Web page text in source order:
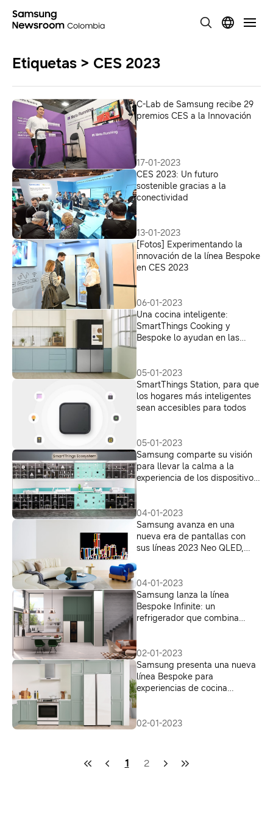
Etiquetas > CES 2023
C-Lab de Samsung recibe 29
premios CES a la Innovación
17-01-2023
CES 2023: Un futuro
sostenible gracias a la
conectividad
13-01-2023
[Fotos] Experimentando la
innovación de la línea Bespoke
en CES 2023
06-01-2023
Una cocina inteligente:
SmartThings Cooking y
Bespoke lo ayudan en las
05-01-2023
SmartThings Station, para que
los hogares más inteligentes
sean accesibles para todos
05-01-2023
Samsung comparte su visión
para llevar la calma a la
experiencia de los dispositivos
04-01-2023
Samsung avanza en una
nueva era de pantallas con
sus líneas 2023 Neo QLED,
04-01-2023
Samsung lanza la línea
Bespoke Infinite: un
refrigerador que combina
02-01-2023
Samsung presenta una nueva
línea Bespoke para
experiencias de cocina
02-01-2023
1 2